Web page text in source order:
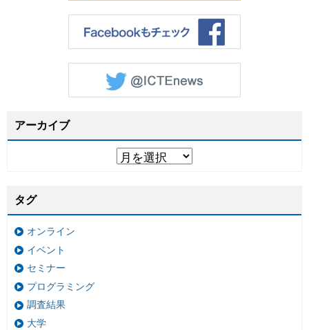
アーカイブ
タグ
オンライン
イベント
セミナー
プログラミング
調査結果
大学